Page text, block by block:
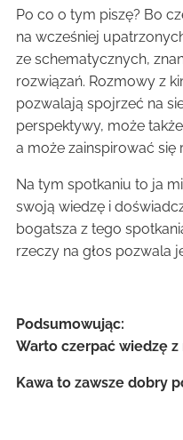
Po co o tym piszę? Bo
na wcześniej
ze schematycznych,
rozwiązań. Rozmowy z
pozwalają spojrzeć na
perspektywy, może
a może zainspirować się
Na tym spotkaniu to ja
swoją wiedzę i
bogatsza z tego
rzeczy na głos pozwala
Podsumowując:
Warto czerpać wiedzę z
Kawa to zawsze dobry